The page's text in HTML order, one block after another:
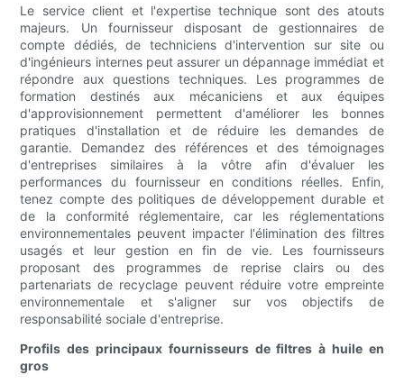
Le service client et l'expertise technique sont des atouts
majeurs. Un fournisseur disposant de gestionnaires de
compte dédiés, de techniciens d'intervention sur site ou
d'ingénieurs internes peut assurer un dépannage immédiat et
répondre aux questions techniques. Les programmes de
formation destinés aux mécaniciens et aux équipes
d'approvisionnement permettent d'améliorer les bonnes
pratiques d'installation et de réduire les demandes de
garantie. Demandez des références et des témoignages
d'entreprises similaires à la vôtre afin d'évaluer les
performances du fournisseur en conditions réelles. Enfin,
tenez compte des politiques de développement durable et
de la conformité réglementaire, car les réglementations
environnementales peuvent impacter l'élimination des filtres
usagés et leur gestion en fin de vie. Les fournisseurs
proposant des programmes de reprise clairs ou des
partenariats de recyclage peuvent réduire votre empreinte
environnementale et s'aligner sur vos objectifs de
responsabilité sociale d'entreprise.
Profils des principaux fournisseurs de filtres à huile en
gros